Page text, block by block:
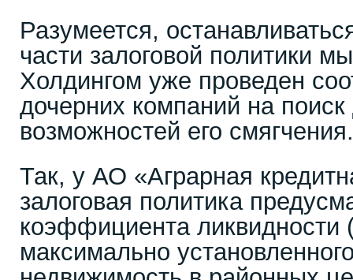
Разумеется,
части залоговой политики
Холдингом уже проведен
дочерних компаний на
возможностей его смягчения.
Так, у АО «Аграрная
залоговая политика
коэффициента ликвидности
максимально